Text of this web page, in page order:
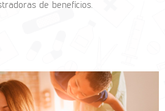
de benefícios.